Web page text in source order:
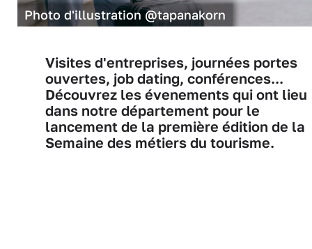
Photo d'illustration @tapanakorn
Visites d'entreprises, journées portes
ouvertes, job dating, conférences...
Découvrez les évenements qui ont lieu
dans notre département pour le
lancement de la première édition de la
Semaine des métiers du tourisme.